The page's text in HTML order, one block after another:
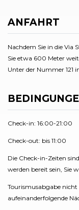
ANFAHRT
Nachdem Sie in die Via
Sie etwa 600 Meter
Unter der Nummer 121
Check-in: 16:00-21:00
Check-out: bis 11:00
Die Check-in-Zeiten
werden bereit sein, Sie
Tourismusabgabe
aufeinanderfolgende